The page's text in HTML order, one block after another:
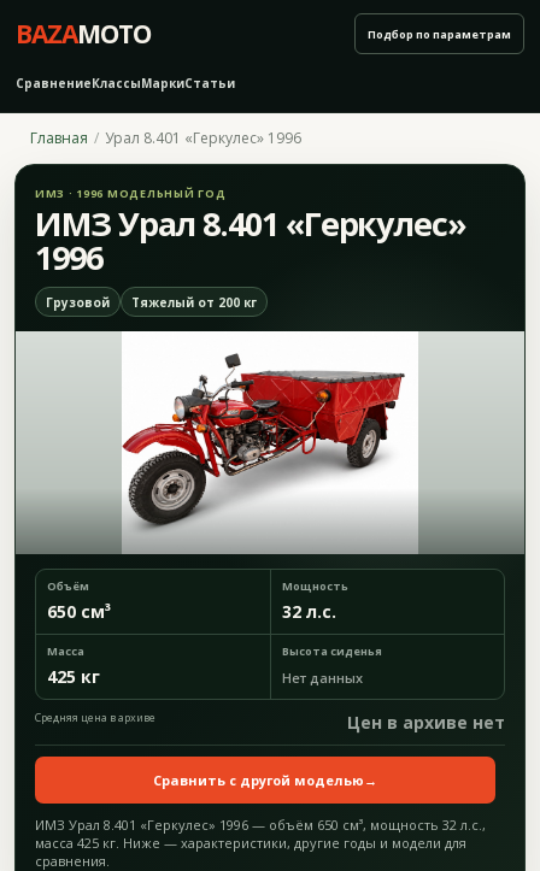
BAZAMOTO
СравнениеКлассыМаркиСтатьи
Подбор по параметрам
Главная Урал 8.401 «Геркулес» 1996
ИМЗ · 1996 МОДЕЛЬНЫЙ ГОД
ИМЗ Урал 8.401 «Геркулес»
1996
Грузовой Тяжелый от 200 кг
Объём
650 см³
Мощность
32 л.с.
Масса
425 кг
Высота сиденья
Нет данных
Средняя цена в архиве Цен в архиве нет
Сравнить с другой моделью →
ИМЗ Урал 8.401 «Геркулес» 1996 — объём 650 см³, мощность 32 л.с.,
масса 425 кг. Ниже — характеристики, другие годы и модели для
сравнения.